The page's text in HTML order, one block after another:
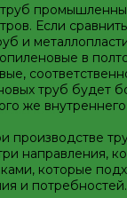
(поиск
Если
и
в
труб будет
же
производстве
направления,
которые
и потребностей.